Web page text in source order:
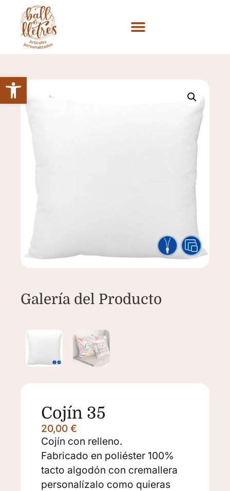
Abrir barra de herramientas
Cojín 35
20,00€
Cojín con relleno.
Fabricado en poliéster 100%
tacto algodón con cremallera
personalízalo como quieras